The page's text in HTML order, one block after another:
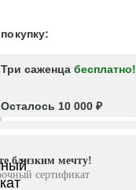
Три саженца бесплатно!
Осталось 10 000 ₽
близким мечту!
сертификат